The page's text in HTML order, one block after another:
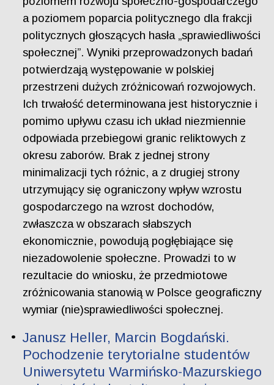
a poziomem poparcia politycznego dla frakcji
politycznych głoszących hasła „sprawiedliwości
społecznej”. Wyniki przeprowadzonych badań
potwierdzają występowanie w polskiej
przestrzeni dużych zróżnicowań rozwojowych.
Ich trwałość determinowana jest historycznie i
pomimo upływu czasu ich układ niezmiennie
odpowiada przebiegowi granic reliktowych z
okresu zaborów. Brak z jednej strony
minimalizacji tych różnic, a z drugiej strony
utrzymujący się ograniczony wpływ wzrostu
gospodarczego na wzrost dochodów,
zwłaszcza w obszarach słabszych
ekonomicznie, powodują pogłębiające się
niezadowolenie społeczne. Prowadzi to w
rezultacie do wniosku, że przedmiotowe
zróżnicowania stanowią w Polsce geograficzny
wymiar (nie)sprawiedliwości społecznej.
Janusz Heller, Marcin Bogdański.
Pochodzenie terytorialne studentów
Uniwersytetu Warmińsko-Mazurskiego